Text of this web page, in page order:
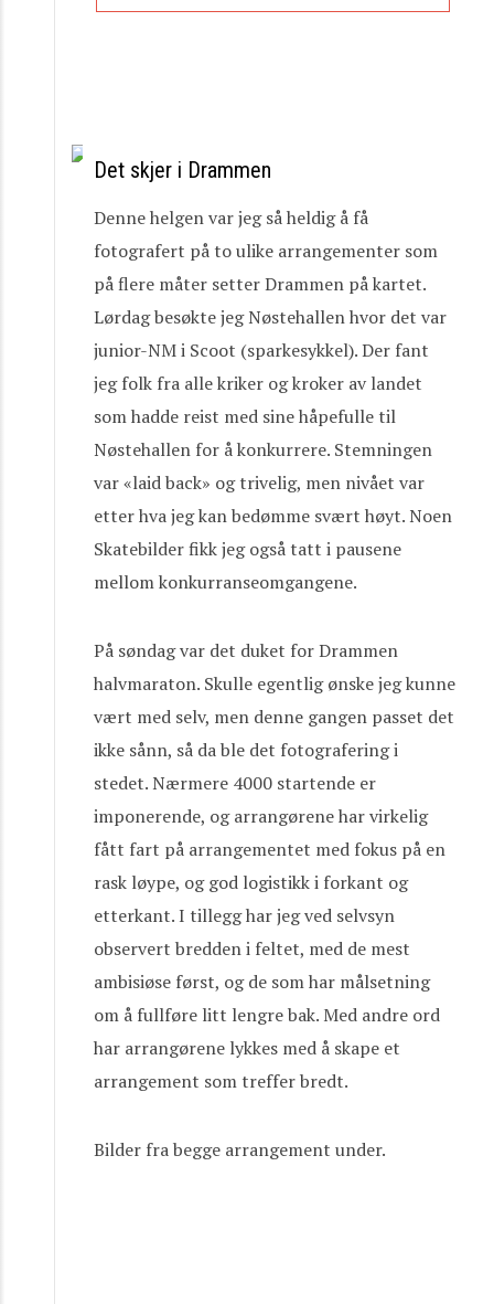
Det skjer i Drammen
Denne helgen var jeg så heldig å få
fotografert på to ulike arrangementer som
på flere måter setter Drammen på kartet.
Lørdag besøkte jeg Nøstehallen hvor det var
junior-NM i Scoot (sparkesykkel). Der fant
jeg folk fra alle kriker og kroker av landet
som hadde reist med sine håpefulle til
Nøstehallen for å konkurrere. Stemningen
var «laid back» og trivelig, men nivået var
etter hva jeg kan bedømme svært høyt. Noen
Skatebilder fikk jeg også tatt i pausene
mellom konkurranseomgangene.
På søndag var det duket for Drammen
halvmaraton. Skulle egentlig ønske jeg kunne
vært med selv, men denne gangen passet det
ikke sånn, så da ble det fotografering i
stedet. Nærmere 4000 startende er
imponerende, og arrangørene har virkelig
fått fart på arrangementet med fokus på en
rask løype, og god logistikk i forkant og
etterkant. I tillegg har jeg ved selvsyn
observert bredden i feltet, med de mest
ambisiøse først, og de som har målsetning
om å fullføre litt lengre bak. Med andre ord
har arrangørene lykkes med å skape et
arrangement som treffer bredt.
Bilder fra begge arrangement under.